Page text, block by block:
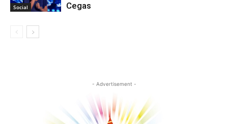
Social
Cegas
- Advertisement -